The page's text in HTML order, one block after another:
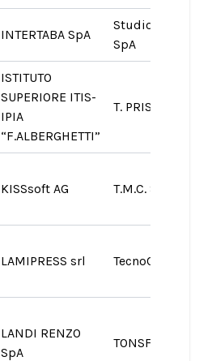
INTERTABA SpA
Studio TORTA
SpA
ISTITUTO
SUPERIORE ITIS-
IPIA
“F.ALBERGHETTI”
T. PRISMA Sas
KISSsoft AG T.M.C. SpA
LAMIPRESS srl TecnoCAD Snc
LANDI RENZO
SpA
TONSFER srl